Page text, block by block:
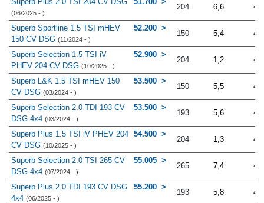
(06/2025 - )
204 6,6
Superb Sportline 1.5 TSI mHEV
150 CV DSG (11/2024 - )
52.200
150 5,4
Superb Selection 1.5 TSI iV
PHEV 204 CV DSG (10/2025 - )
52.900
204 1,2
Superb L&K 1.5 TSI mHEV 150
CV DSG (03/2024 - )
53.500
150 5,5
Superb Selection 2.0 TDI 193 CV
DSG 4x4 (03/2024 - )
53.500
193 5,6
Superb Plus 1.5 TSI iV PHEV 204
CV DSG (10/2025 - )
54.500
204 1,3
Superb Selection 2.0 TSI 265 CV
DSG 4x4 (07/2024 - )
55.005
265 7,4
Superb Plus 2.0 TDI 193 CV DSG
4x4 (06/2025 - )
55.200
193 5,8